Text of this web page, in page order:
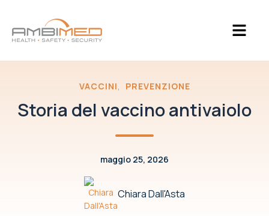
VACCINI, PREVENZIONE
Storia del vaccino antivaiolo
maggio 25, 2026
Chiara Dall'Asta